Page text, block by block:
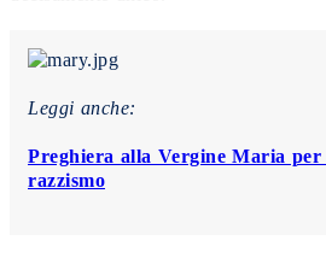
Leggi anche:
Preghiera alla Vergine Maria
razzismo